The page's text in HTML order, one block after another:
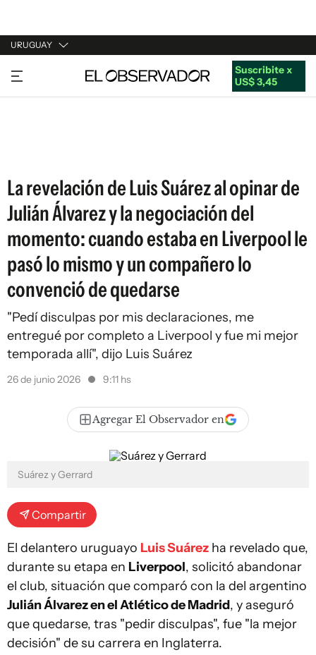
URUGUAY
URUGUAY
ARGENTINA
Suscribite x
US$ 3,45
La revelación de Luis Suárez al opinar de
Julián Álvarez y la negociación del
momento: cuando estaba en Liverpool le
pasó lo mismo y un compañero lo
convenció de quedarse
"Pedí disculpas por mis declaraciones, me
entregué por completo a Liverpool y fue mi mejor
temporada allí", dijo Luis Suárez
26 de junio 2026 9:11 hs
Agregar El Observador en
Suárez y Gerrard
Compartir
El delantero uruguayo Luis Suárez ha revelado que,
durante su etapa en Liverpool, solicitó abandonar
el club, situación que comparó con la del argentino
Julián Álvarez en el Atlético de Madrid, y aseguró
que quedarse, tras "pedir disculpas", fue "la mejor
decisión" de su carrera en Inglaterra.